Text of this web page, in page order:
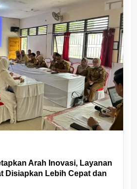
Arah Inovasi, Layanan
Disiapkan Lebih Cepat dan